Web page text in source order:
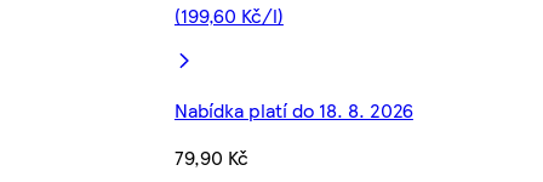
(199,60 Kč/l)
Nabídka platí do 18. 8. 2026
79,90 Kč